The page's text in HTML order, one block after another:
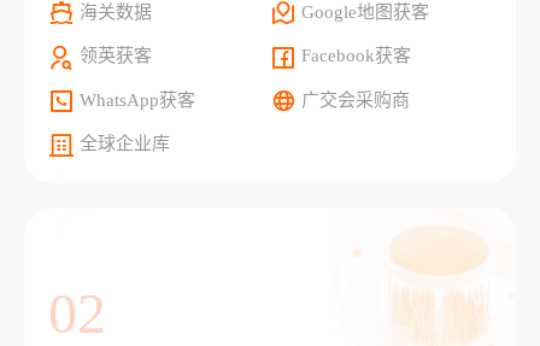
海关数据 Google地图获客
领英获客 Facebook获客
WhatsApp获客 广交会采购商
全球企业库
02